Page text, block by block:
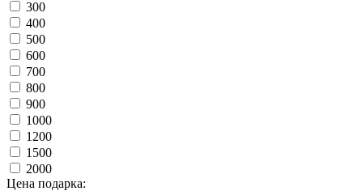
300
400
500
600
700
800
900
1000
1200
1500
2000
Цена подарка: